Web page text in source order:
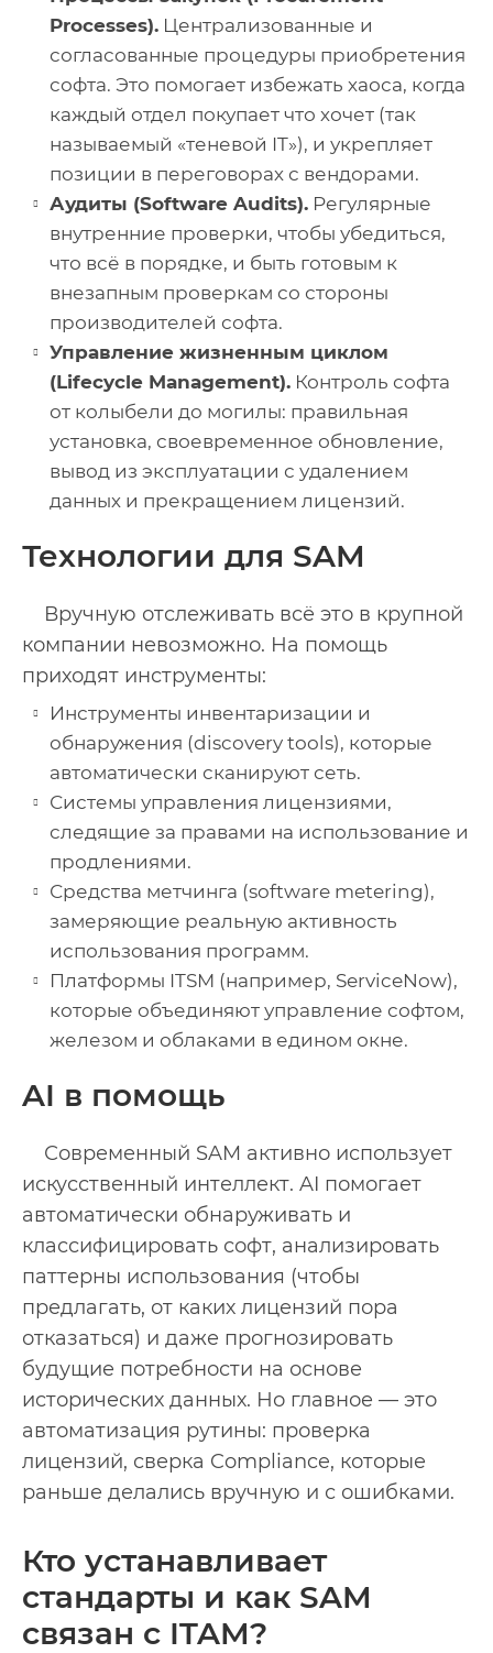
Processes). Централизованные и
согласованные процедуры приобретения
софта. Это помогает избежать хаоса, когда
каждый отдел покупает что хочет (так
называемый «теневой IT»), и укрепляет
позиции в переговорах с вендорами.
Аудиты (Software Audits). Регулярные
внутренние проверки, чтобы убедиться,
что всё в порядке, и быть готовым к
внезапным проверкам со стороны
производителей софта.
Управление жизненным циклом
(Lifecycle Management). Контроль софта
от колыбели до могилы: правильная
установка, своевременное обновление,
вывод из эксплуатации с удалением
данных и прекращением лицензий.
Технологии для SAM
Вручную отслеживать всё это в крупной
компании невозможно. На помощь
приходят инструменты:
Инструменты инвентаризации и
обнаружения (discovery tools), которые
автоматически сканируют сеть.
Системы управления лицензиями,
следящие за правами на использование и
продлениями.
Средства метчинга (software metering),
замеряющие реальную активность
использования программ.
Платформы ITSM (например, ServiceNow),
которые объединяют управление софтом,
железом и облаками в едином окне.
AI в помощь
Современный SAM активно использует
искусственный интеллект. AI помогает
автоматически обнаруживать и
классифицировать софт, анализировать
паттерны использования (чтобы
предлагать, от каких лицензий пора
отказаться) и даже прогнозировать
будущие потребности на основе
исторических данных. Но главное — это
автоматизация рутины: проверка
лицензий, сверка Compliance, которые
раньше делались вручную и с ошибками.
Кто устанавливает
стандарты и как SAM
связан с ITAM?